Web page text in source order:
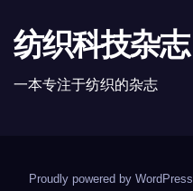
纺织科技杂志
一本专注于纺织的杂志
Proudly powered by WordPress